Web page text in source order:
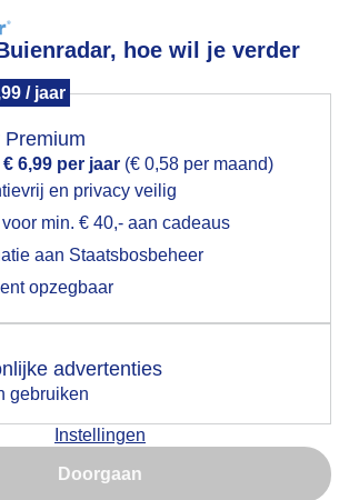
hoe wil je verder
/ jaar
Premium
€ 6,99 per jaar (€ 0,58 per maand)
en privacy veilig
min. € 40,- aan cadeaus
aan Staatsbosbeheer
opzegbaar
advertenties
gebruiken
Instellingen
Doorgaan
net voor weer een regenbui
je locatie gebruiken voor het
nog geen akkoord op hebt gegeven,
zo een pop-up uit je browser waarin
goed, toon de popup
niet, misschien later